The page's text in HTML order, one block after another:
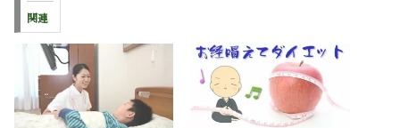
関連